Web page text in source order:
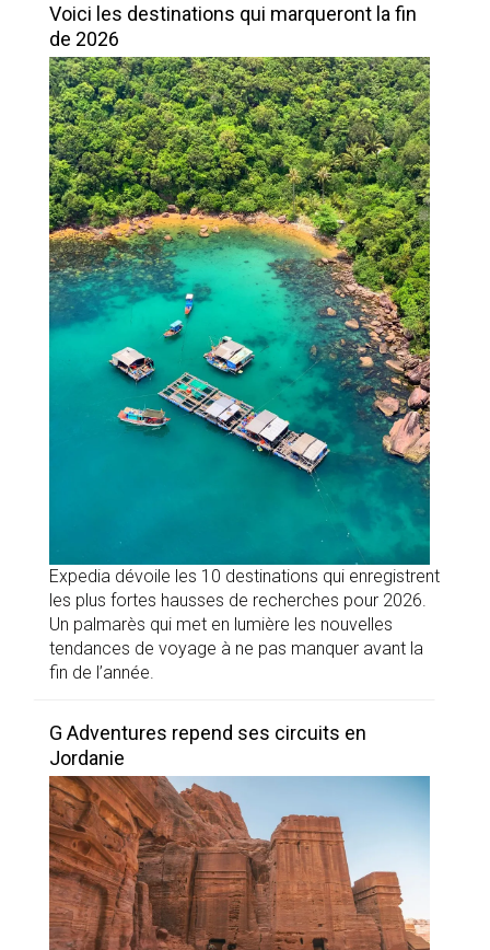
Voici les destinations qui marqueront la fin
de 2026
Expedia dévoile les 10 destinations qui enregistrent
les plus fortes hausses de recherches pour 2026.
Un palmarès qui met en lumière les nouvelles
tendances de voyage à ne pas manquer avant la
fin de l’année.
G Adventures repend ses circuits en
Jordanie